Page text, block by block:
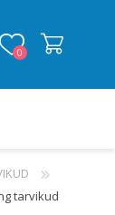
0
tarvikud